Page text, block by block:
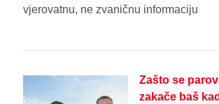
vjerovatnu, ne zvaničnu informaciju
Zašto se
zakače baš